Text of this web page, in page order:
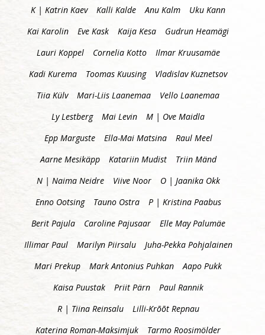
K | Katrin Kaev
Kalli Kalde Anu Kalm
Uku Kann
Kai Karolin
Eve Kask Kaija Kesa
Gudrun Heamägi
Lauri Koppel
Cornelia Kotto
Ilmar Kruusamäe
Kadi Kurema
Toomas Kuusing
Vladislav Kuznetsov
Tiia Külv
Mari-Liis Laanemaa
Vello Laanemaa
Ly Lestberg
Mai Levin
M | Ove Maidla
Epp Marguste
Ella-Mai Matsina
Raul Meel
Aarne Mesikäpp
Katariin Mudist
Triin Mänd
N | Naima Neidre
Viive Noor
O | Jaanika Okk
Enno Ootsing
Tauno Ostra
P | Kristina Paabus
Berit Pajula
Caroline Pajusaar
Elle May Palumäe
Illimar Paul
Marilyn Piirsalu
Juha-Pekka Pohjalainen
Mari Prekup
Mark Antonius Puhkan
Aapo Pukk
Kaisa Puustak
Priit Pärn
Paul Rannik
R | Tiina Reinsalu
Lilli-Krõõt Repnau
Katerina Roman-Maksimjuk
Tarmo Roosimölder